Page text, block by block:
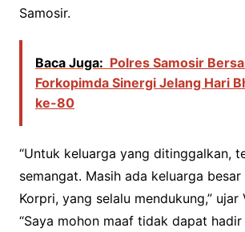
Samosir.
Baca Juga: Polres Samosir
Forkopimda Sinergi Jelang Hari
ke-80
“Untuk keluarga yang ditinggalkan,
semangat. Masih ada keluarga
Korpri, yang selalu mendukung,” ujar
“Saya mohon maaf tidak dapat